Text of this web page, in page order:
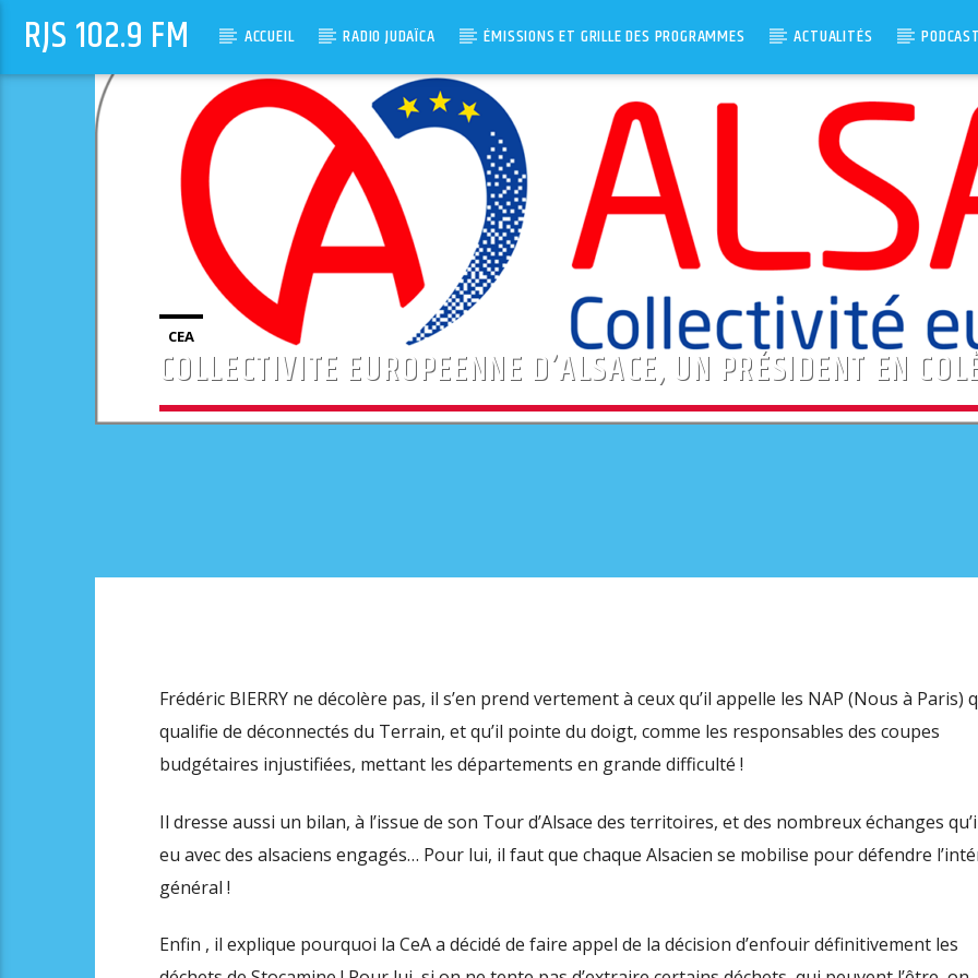
RJS 102.9 FM ACCUEIL RADIO JUDAÏCA ÉMISSIONS ET GRILLE DES PROGRAMMES ACTUALITÉS
CEA
COLLECTIVITE EUROPEENNE D’ALSACE, UN PRÉSIDENT EN
Frédéric BIERRY ne décolère pas, il s’en prend vertement à ceux qu’il appelle les NAP (Nous à Paris)
qualifie de déconnectés du Terrain, et qu’il pointe du doigt, comme les responsables des coupes
budgétaires injustifiées, mettant les départements en grande difficulté !
Il dresse aussi un bilan, à l’issue de son Tour d’Alsace des territoires, et des nombreux échanges
eu avec des alsaciens engagés… Pour lui, il faut que chaque Alsacien se mobilise pour défendre
général !
Enfin , il explique pourquoi la CeA a décidé de faire appel de la décision d’enfouir définitivement les